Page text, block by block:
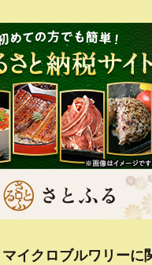
イクロブルワリーに